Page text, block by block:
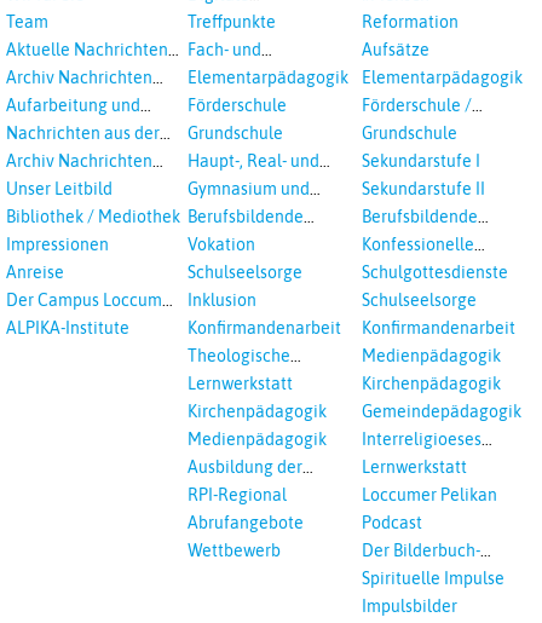
Team
Aktuelle Nachrichten
aus dem RPI
Archiv Nachrichten
aus dem RPI ab 2018
Aufarbeitung und
Prävention
Landeskirche und EKD
Nachrichten aus der
Landeskirche
Archiv Nachrichten
aus der Landeskirche
Unser Leitbild
Bibliothek / Mediothek
Impressionen
Anreise
Der Campus Loccum
und Loccumer
ALPIKA-Institute
Veranstaltungen
Treffpunkte
Fach- und
Studientagungen
Elementarpädagogik
Förderschule
Grundschule
Haupt-, Real- und
Oberschule
Gymnasium und
Gesamtschule
Berufsbildende
Schulen
Vokation
Schulseelsorge
Inklusion
Konfirmandenarbeit
Theologische
Fortbildungen,
Interreligöses Lernen
Lernwerkstatt
Kirchenpädagogik
Medienpädagogik
Ausbildung der
Vikar*innen
RPI-Regional
Abrufangebote
Wettbewerb
Reformation
Aufsätze
Elementarpädagogik
Förderschule /
Inklusion
Grundschule
Sekundarstufe I
Sekundarstufe II
Berufsbildende
Schulen
Konfessionelle
Kooperation
Schulgottesdienste
Schulseelsorge
Konfirmandenarbeit
Medienpädagogik
Kirchenpädagogik
Gemeindepädagogik
Interreligioeses
Lernen
Lernwerkstatt
Loccumer Pelikan
Podcast
Der Bilderbuch-
Podcast
Spirituelle Impulse
Impulsbilder